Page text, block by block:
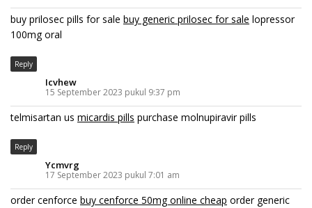
buy prilosec pills for sale buy generic prilosec for sale lopressor
100mg oral
Reply
Icvhew
15 September 2023 pukul 9:37 pm
telmisartan us micardis pills purchase molnupiravir pills
Reply
Ycmvrg
17 September 2023 pukul 7:01 am
order cenforce buy cenforce 50mg online cheap order generic